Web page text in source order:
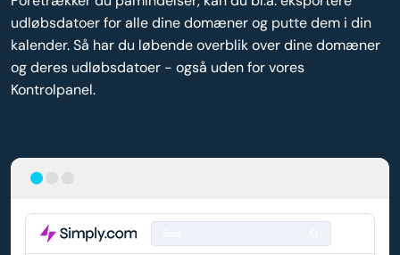
udløbsdatoer for alle dine domæner og putte dem i din
kalender. Så har du løbende overblik over dine domæner
og deres udløbsdatoer - også uden for vores
Kontrolpanel.